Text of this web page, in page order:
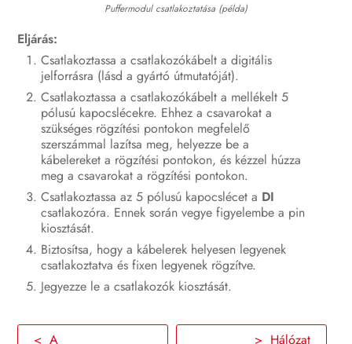
Puffermodul csatlakoztatása (példa)
Eljárás:
Csatlakoztassa a csatlakozókábelt a digitális
jelforrásra (lásd a gyártó útmutatóját).
Csatlakoztassa a csatlakozókábelt a mellékelt 5
pólusú kapocslécekre. Ehhez a csavarokat a
szükséges rögzítési pontokon megfelelő
szerszámmal lazítsa meg, helyezze be a
kábelereket a rögzítési pontokon, és kézzel húzza
meg a csavarokat a rögzítési pontokon.
Csatlakoztassa az 5 pólusú kapocslécet a DI
csatlakozóra. Ennek során vegye figyelembe a pin
kiosztását.
Biztosítsa, hogy a kábelerek helyesen legyenek
csatlakoztatva és fixen legyenek rögzítve.
Jegyezze le a csatlakozók kiosztását.
< A > Hálózat